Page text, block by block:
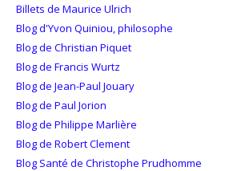
Billets de Maurice Ulrich
Blog d'Yvon Quiniou, philosophe
Blog de Christian Piquet
Blog de Francis Wurtz
Blog de Jean-Paul Jouary
Blog de Paul Jorion
Blog de Philippe Marlière
Blog de Robert Clement
Blog Santé de Christophe Prudhomme